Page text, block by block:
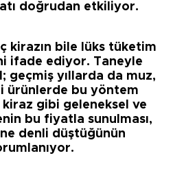
doğrudan etkiliyor.
kirazın bile lüks tüketim
ifade ediyor. Taneyle
geçmiş yıllarda da muz,
ürünlerde bu yöntem
kiraz gibi geleneksel ve
bu fiyatla sunulması,
ne denli düştüğünün